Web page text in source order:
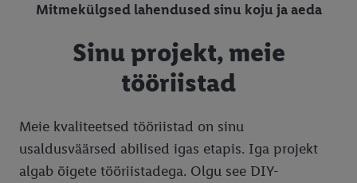
Mitmekülgsed lahendused sinu koju ja aeda
Sinu projekt, meie
tööriistad
Meie kvaliteetsed tööriistad on sinu
usaldusväärsed abilised igas etapis. Iga projekt
algab õigete tööriistadega. Olgu see DIY-